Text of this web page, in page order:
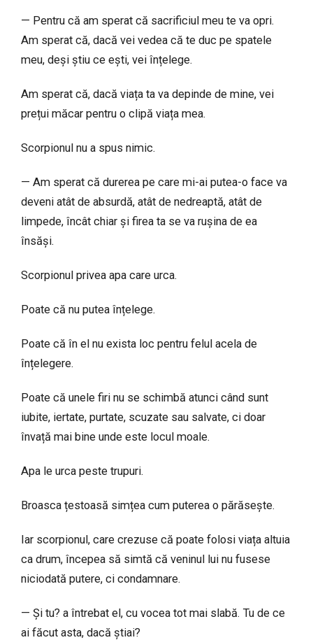
— Pentru că am sperat că sacrificiul meu te va opri.
Am sperat că, dacă vei vedea că te duc pe spatele
meu, deși știu ce ești, vei înțelege.
Am sperat că, dacă viața ta va depinde de mine, vei
prețui măcar pentru o clipă viața mea.
Scorpionul nu a spus nimic.
— Am sperat că durerea pe care mi-ai putea-o face va
deveni atât de absurdă, atât de nedreaptă, atât de
limpede, încât chiar și firea ta se va rușina de ea
însăși.
Scorpionul privea apa care urca.
Poate că nu putea înțelege.
Poate că în el nu exista loc pentru felul acela de
înțelegere.
Poate că unele firi nu se schimbă atunci când sunt
iubite, iertate, purtate, scuzate sau salvate, ci doar
învață mai bine unde este locul moale.
Apa le urca peste trupuri.
Broasca țestoasă simțea cum puterea o părăsește.
Iar scorpionul, care crezuse că poate folosi viața altuia
ca drum, începea să simtă că veninul lui nu fusese
niciodată putere, ci condamnare.
— Și tu? a întrebat el, cu vocea tot mai slabă. Tu de ce
ai făcut asta, dacă știai?